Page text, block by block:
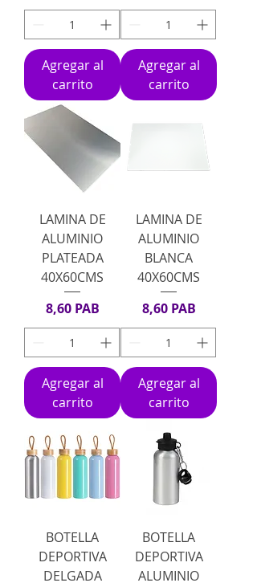
Agregar al
carrito
Agregar al
carrito
LAMINA DE
ALUMINIO
PLATEADA
40X60CMS
Precio
8,60 PAB
Agregar al
carrito
LAMINA DE
ALUMINIO
BLANCA
40X60CMS
Precio
8,60 PAB
Agregar al
carrito
BOTELLA
DEPORTIVA
DELGADA
BOTELLA
DEPORTIVA
ALUMINIO